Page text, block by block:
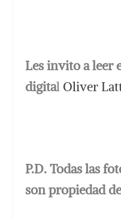
Les invito a leer
digital Oliver
P.D. Todas las
son propiedad